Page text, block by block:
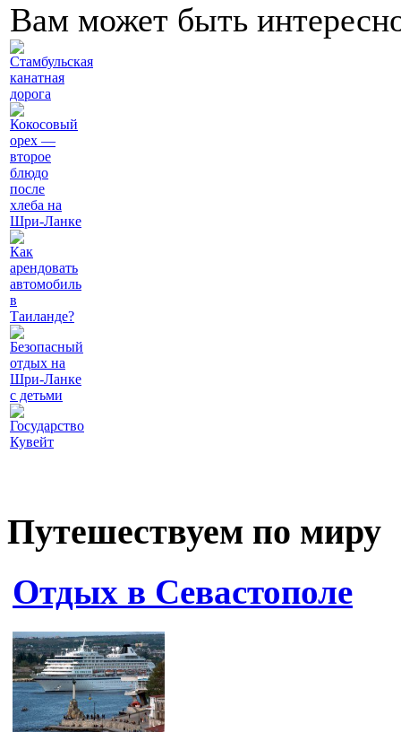
Вам может быть
Стамбульская
канатная
дорога
Кокосовый
орех —
второе
блюдо
после
хлеба на
Шри-Ланке
Как
арендовать
автомобиль
в
Таиланде?
Безопасный
отдых на
Шри-Ланке
с детьми
Государство
Кувейт
Путешествуем по миру
Отдых в Севастополе